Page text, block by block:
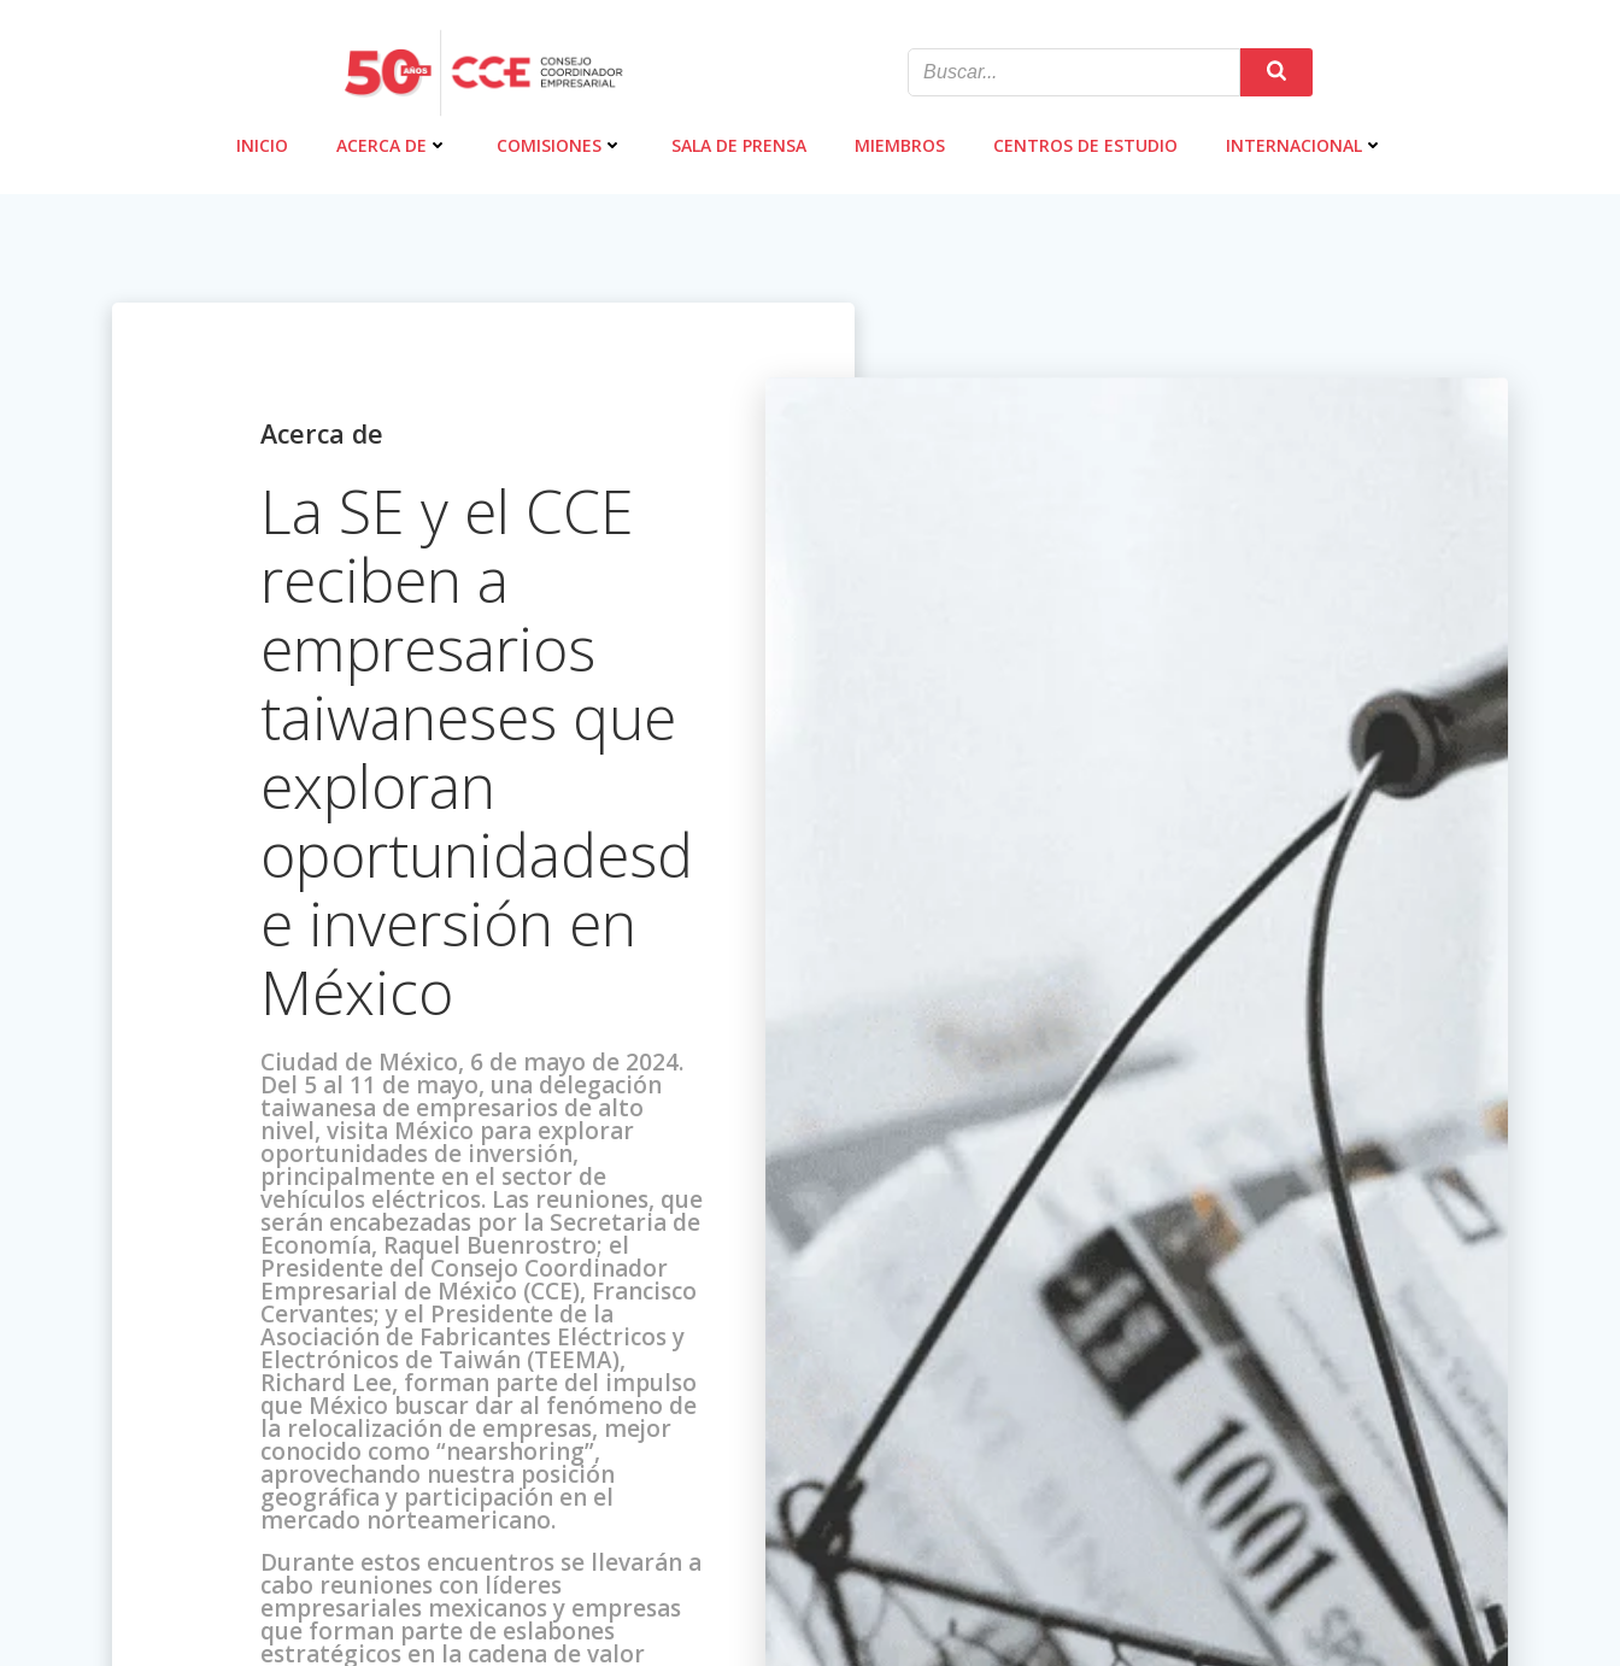
INICIO ACERCA DE COMISIONES SALA DE PRENSA MIEMBROS CENTROS DE ESTUDIO INTERNACIONAL
Acerca de
La SE y el CCE
reciben a
empresarios
taiwaneses que
exploran
oportunidadesd
e inversión en
México
Ciudad de México, 6 de mayo de 2024.
Del 5 al 11 de mayo, una delegación
taiwanesa de empresarios de alto
nivel, visita México para explorar
oportunidades de inversión,
principalmente en el sector de
vehículos eléctricos. Las reuniones, que
serán encabezadas por la Secretaria de
Economía, Raquel Buenrostro; el
Presidente del Consejo Coordinador
Empresarial de México (CCE), Francisco
Cervantes; y el Presidente de la
Asociación de Fabricantes Eléctricos y
Electrónicos de Taiwán (TEEMA),
Richard Lee, forman parte del impulso
que México buscar dar al fenómeno de
la relocalización de empresas, mejor
conocido como “nearshoring”,
aprovechando nuestra posición
geográfica y participación en el
mercado norteamericano.
Durante estos encuentros se llevarán a
cabo reuniones con líderes
empresariales mexicanos y empresas
que forman parte de eslabones
estratégicos en la cadena de valor